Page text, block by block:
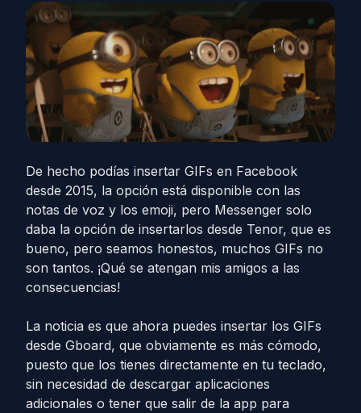
De hecho podías insertar GIFs en Facebook
desde 2015, la opción está disponible con las
notas de voz y los emoji, pero Messenger solo
daba la opción de insertarlos desde Tenor, que es
bueno, pero seamos honestos, muchos GIFs no
son tantos. ¡Qué se atengan mis amigos a las
consecuencias!
La noticia es que ahora puedes insertar los GIFs
desde Gboard, que obviamente es más cómodo,
puesto que los tienes directamente en tu teclado,
sin necesidad de descargar aplicaciones
adicionales o tener que salir de la app para